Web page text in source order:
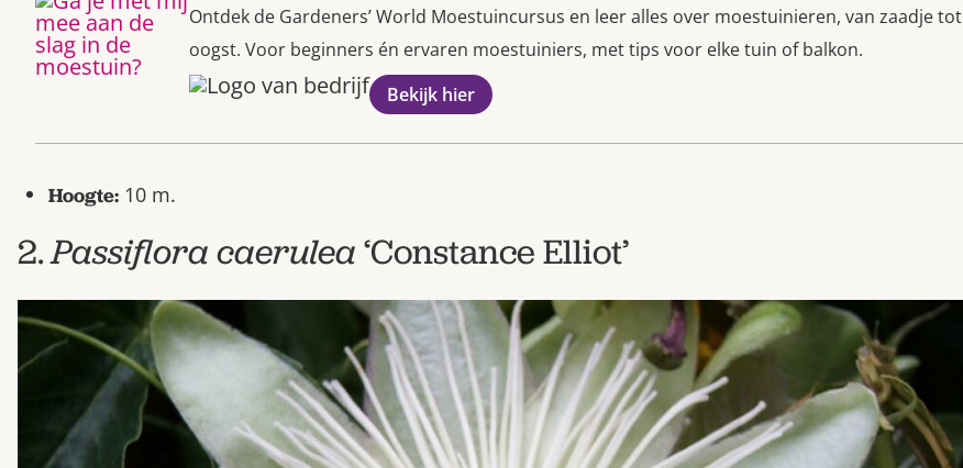
Ontdek de Gardeners’ World Moestuincursus en leer alles over moestuinieren, van zaadje tot
oogst. Voor beginners én ervaren moestuiniers, met tips voor elke tuin of balkon.
Bekijk hier
Hoogte: 10 m.
2.Passiflora caerulea‘Constance Elliot’